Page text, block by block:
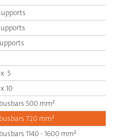
x 5
10
500 mm²
720 mm²
1140 - 1600 mm²